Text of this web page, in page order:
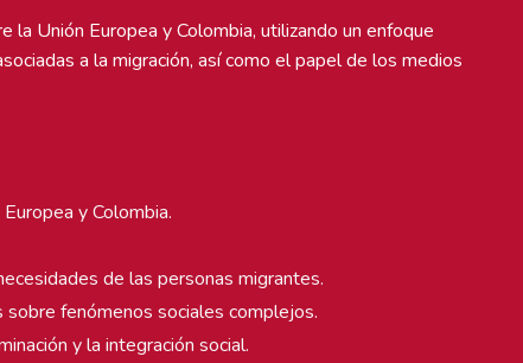
Unión Europea y Colombia, utilizando un enfoque
a la migración, así como el papel de los medios
y Colombia.
de las personas migrantes.
fenómenos sociales complejos.
y la integración social.